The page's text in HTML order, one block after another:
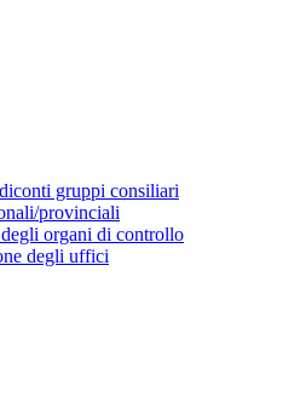
gruppi consiliari
provinciali
organi di controllo
degli uffici